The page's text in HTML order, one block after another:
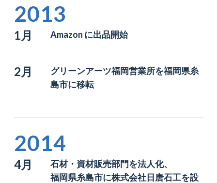
2013
1月 Amazon に出品開始
2月 グリーンアーツ福岡営業所を福岡県糸
島市に移転
2014
4月
石材・資材販売部門を法人化、
福岡県糸島市に株式会社日唐石工を設